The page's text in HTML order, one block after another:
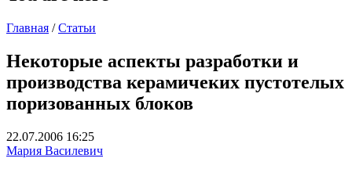
Главная / Статьи
Некоторые аспекты разработки и
производства керамичеких пустотелых
поризованных блоков
22.07.2006 16:25
Мария Василевич